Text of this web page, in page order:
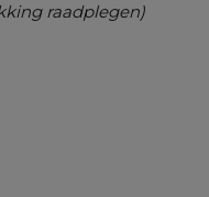
raadplegen)